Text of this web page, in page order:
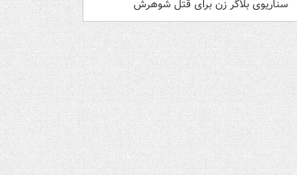
سناریوی بلاگر زن برای قتل شوهرش